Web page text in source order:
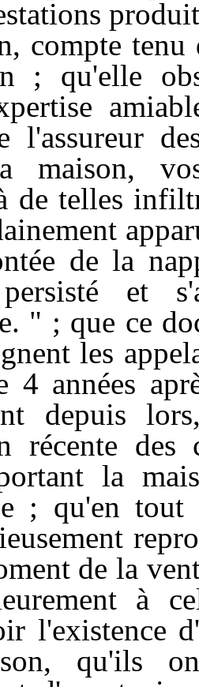
compte tenu
; qu'elle
l'assureur
maison,
de telles
de la
et
" ; que ce
les
4 années
depuis
récente des
la
; qu'en
de la
à
l'existence
qu'ils